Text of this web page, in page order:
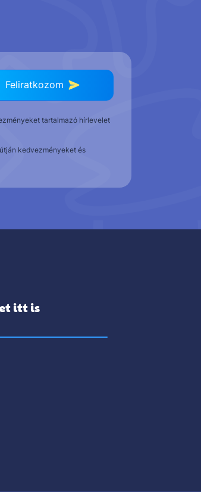
Feliratkozom
tartalmazó hírlevelet
kedvezményeket és
itt is